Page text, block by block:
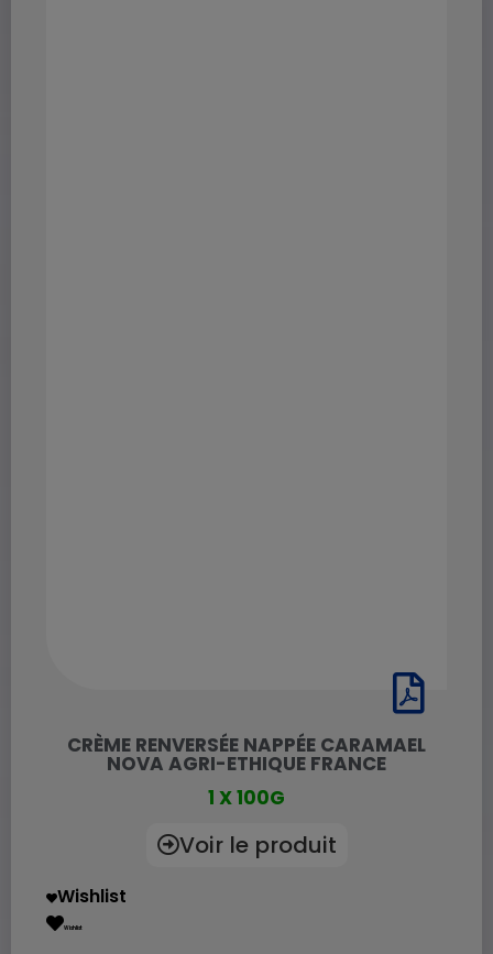
CRÈME RENVERSÉE NAPPÉE CARAMAEL
NOVA AGRI-ETHIQUE FRANCE
1 X 100G
Voir le produit
Wishlist
Wishlist